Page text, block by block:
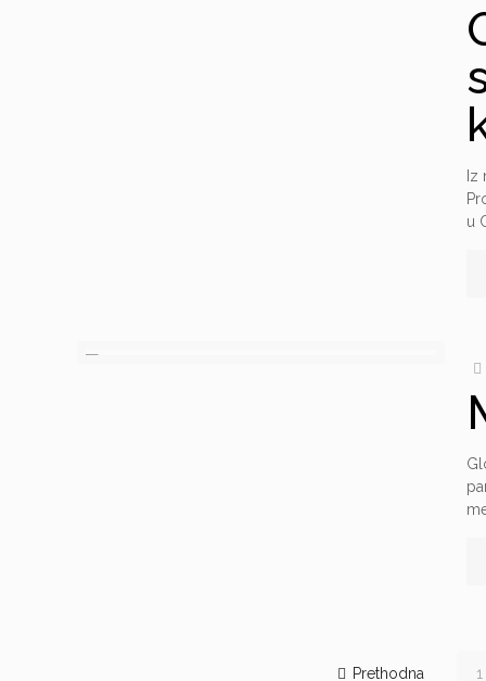
Iz
u
Prethodna 1